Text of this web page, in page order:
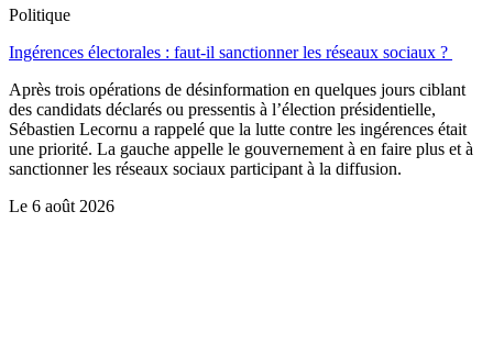
Politique
Ingérences électorales : faut-il sanctionner les réseaux sociaux ?
Après trois opérations de désinformation en quelques jours ciblant
des candidats déclarés ou pressentis à l’élection présidentielle,
Sébastien Lecornu a rappelé que la lutte contre les ingérences était
une priorité. La gauche appelle le gouvernement à en faire plus et à
sanctionner les réseaux sociaux participant à la diffusion.
Le 6 août 2026